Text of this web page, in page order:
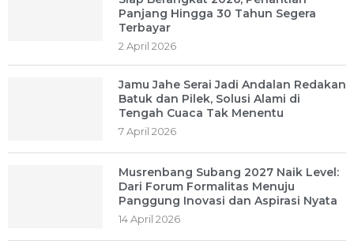
Panjang Hingga 30 Tahun Segera
Terbayar
2 April 2026
Jamu Jahe Serai Jadi Andalan Redakan
Batuk dan Pilek, Solusi Alami di
Tengah Cuaca Tak Menentu
7 April 2026
Musrenbang Subang 2027 Naik Level:
Dari Forum Formalitas Menuju
Panggung Inovasi dan Aspirasi Nyata
14 April 2026